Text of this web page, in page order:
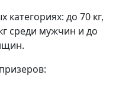
категориях: до 70 кг,
среди мужчин и до